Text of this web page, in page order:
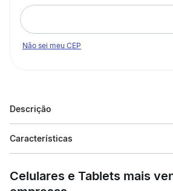
Não sei meu CEP
Descrição
Pronto para encarar a natureza? O tênis
florestas ou litorais. Desenvolvido com
estar, ele traz entressola e palmilha em
Características
Celulares e Tablets mais